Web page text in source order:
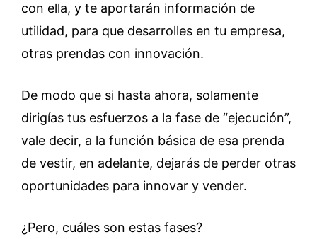
con ella, y te aportarán información de
utilidad, para que desarrolles en tu empresa,
otras prendas con innovación.
De modo que si hasta ahora, solamente
dirigías tus esfuerzos a la fase de “ejecución”,
vale decir, a la función básica de esa prenda
de vestir, en adelante, dejarás de perder otras
oportunidades para innovar y vender.
¿Pero, cuáles son estas fases?